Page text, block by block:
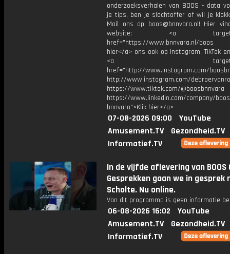
onderzoeksverhalen van BOOS - data
je tips, ben je slachtoffer of wil je
Mail ons op boos@bnnvara.nl! Hier
website: <a
href="https://www.bnnvara.nl/boos
hier</a> ons ook op Instagram, TikTok
<a
href="http://www.instagram.com/
http://www.instagram.com/
https://www.tiktok.com/@boosbnnvara
https://www.linkedin.com/company/
bnnvara">Klik hier</a>
07-08-2026 09:00
YouTube
Amusement.TV
Gezondheid.TV
Informatief.TV
In de vijfde aflevering van BOOS
Gesprekken gaan we in gesprek
Scholte. Nu online.
Van dit programma is geen informatie
06-08-2026 16:02
YouTube
Amusement.TV
Gezondheid.TV
Informatief.TV